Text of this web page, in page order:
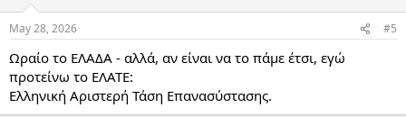
s
May 28, 2026 #5
Ωραίο το ΕΛΑΔΑ - αλλά, αν είναι να το πάμε έτσι, εγώ
προτείνω το ΕΛΑΤΕ:
Ελληνική Αριστερή Τάση Επανασύστασης.